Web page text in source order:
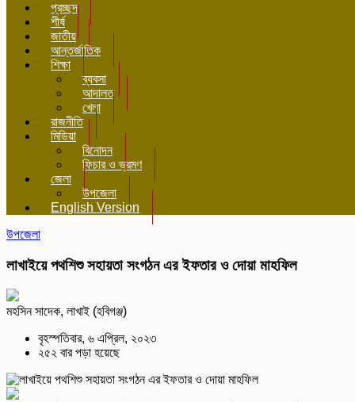
প্রচ্ছদ
শীর্ষ
জাতীয়
আন্তর্জাতিক
শিক্ষা
ব্যবসা
আদালত
খেলা
রাজনীতি
মিডিয়া
বিনোদন
ফিচার ও ভ্রমণ
জেলা
উপজেলা
English Version
উপজেলা
লাখাইয়ে পথশিশু সহায়তা সংগঠন এর ইফতার ও দোয়া মাহফিল
মহসিন সাদেক, লাখাই (হবিগঞ্জ)
বৃহস্পতিবার, ৬ এপ্রিল, ২০২৩
২৫২ বার পড়া হয়েছে